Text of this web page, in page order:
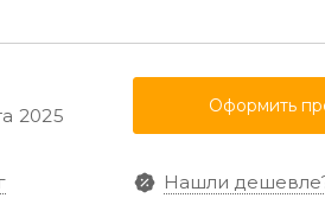
2025 Оформить
Нашли